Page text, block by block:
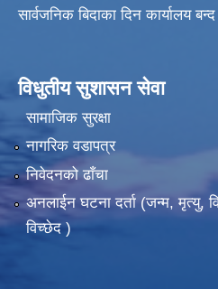
सार्वजनिक बिदाका दिन कार्यालय
विधुतीय सुशासन सेवा
सामाजिक सुरक्षा
नागरिक वडापत्र
निवेदनको ढाँचा
अनलाईन घटना दर्ता (जन्म, मृत्यु,
विच्छेद )